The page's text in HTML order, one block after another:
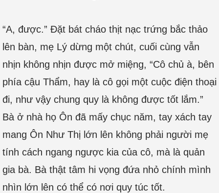
“A, được.” Đặt bát cháo thịt nạc trứng bắc thảo
lên bàn, mẹ Lý dừng một chút, cuối cùng vẫn
nhịn không nhịn được mở miệng, “Cô chủ à, bên
phía cậu Thẩm, hay là cô gọi một cuộc điện thoại
đi, như vậy chung quy là không được tốt lắm.”
Bà ở nhà họ Ôn đã mấy chục năm, tay xách tay
mang Ôn Như Thị lớn lên không phải người mẹ
tính cách ngang ngược kia của cô, mà là quản
gia bà. Bà thật tâm hi vọng đứa nhỏ chính mình
nhìn lớn lên có thể có nơi quy túc tốt.